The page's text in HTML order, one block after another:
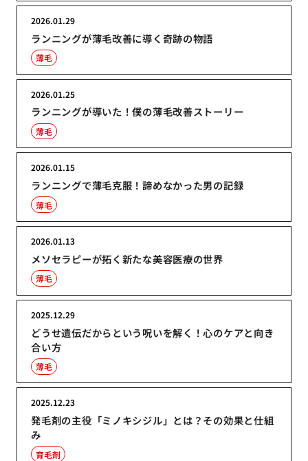
ランニングが薄毛改善に導く奇跡の物語
2026.01.29
薄毛
ランニングが導いた！僕の薄毛改善ストーリー
2026.01.25
薄毛
ランニングで薄毛克服！諦めなかった男の記録
2026.01.15
薄毛
メソセラピーが拓く新たな美容医療の世界
2026.01.13
薄毛
どうせ遺伝だからという呪いを解く！心のケアと向き
合い方
2025.12.29
薄毛
発毛剤の主役「ミノキシジル」とは？その効果と仕組
み
2025.12.23
育毛剤